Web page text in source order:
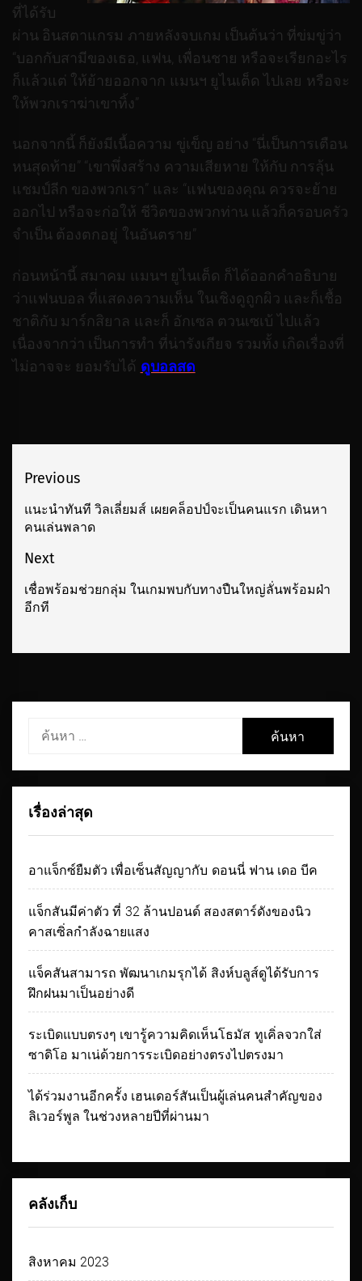
ที่ได้รับ
ผ่าน อินสตาแกรม ภายหลังจบเกม เป็นต้นว่า ที่ข่มขู่ว่า
“บอกกับสามีของเธอ, แฟน, เพื่อนชาย หรือจะเรียกอะไร
ก็แล้วแต่ ให้ย้ายออกจาก แมนฯ ยูไนเต็ด ไปเลย หรือจะ
ให้พวกเราฆ่าเขาทิ้ง”
นอกจากนี้ ก็ยังมีเนื้อความ ขู่เข็ญ อย่าง “นี่เป็นการเตือน
หนสุดท้าย” “เขาพึ่งสร้าง ความเสียหาย ให้กับ การลุ้น
แชมป์ลีก ของพวกเรา” และ “แฟนของคุณ ควรจะย้าย
ออกไป หรือจะก่อให้ ชีวิตของพวกท่าน แล้วก็ครอบครัว
จำเป็น ต้องตกอยู่ ในอันตราย”
ก่อนหน้านี้ สมาคม แมนฯ ยูไนเต็ด ก็ได้ออกคำอธิบาย
ว่าแฟนบอล ที่แสดงความเห็น ในเชิงดูถูกผิว และก็เชื้อ
ชาติกับ มาร์กสิยาล และก็ อักเซล ตวนเซเบ้ ไปแล้ว
เนื่องจากว่า เป็นการทำ ที่น่ารังเกียจ รวมทั้ง เกิดเรื่องที่
ไม่อาจจะ ยอมรับได้ ดูบอลสด
เมนู
นำทาง
เรื่อง
Previous
Previous
post:
แนะนำทันที วิลเลี่ยมส์ เผยคล็อปป์จะเป็นคนแรก เดินหา
คนเล่นพลาด
Next
Next
post:
เชื่อพร้อมช่วยกลุ่ม ในเกมพบกับทางปืนใหญ่ลั่นพร้อมฝ่า
อีกที
ค้นหา
เรื่องล่าสุด
อาแจ็กซ์ยืมตัว เพื่อเซ็นสัญญากับ ดอนนี่ ฟาน เดอ บีค
แจ็กสันมีค่าตัว ที่ 32 ล้านปอนด์ สองสตาร์ดังของนิว
คาสเซิ่ลกำลังฉายแสง
แจ็คสันสามารถ พัฒนาเกมรุกได้ สิงห์บลูส์ดูได้รับการ
ฝึกฝนมาเป็นอย่างดี
ระเบิดแบบตรงๆ เขารู้ความคิดเห็นโธมัส ทูเคิ่ลจวกใส่
ซาดิโอ มาเน่ด้วยการระเบิดอย่างตรงไปตรงมา
ได้ร่วมงานอีกครั้ง เฮนเดอร์สันเป็นผู้เล่นคนสำคัญของ
ลิเวอร์พูล ในช่วงหลายปีที่ผ่านมา
คลังเก็บ
สิงหาคม 2023